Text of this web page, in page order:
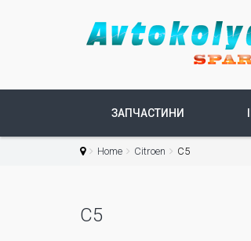
ЗАПЧАСТИНИ
Home Citroen C5
C5